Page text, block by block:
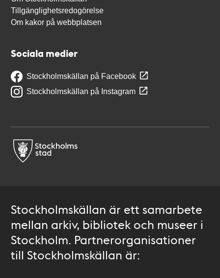
Tillgänglighetsredogörelse
Om kakor på webbplatsen
Sociala medier
Stockholmskällan på Facebook
Stockholmskällan på Instagram
Stockholmskällan är ett samarbete
mellan arkiv, bibliotek och museer i
Stockholm. Partnerorganisationer
till Stockholmskällan är: